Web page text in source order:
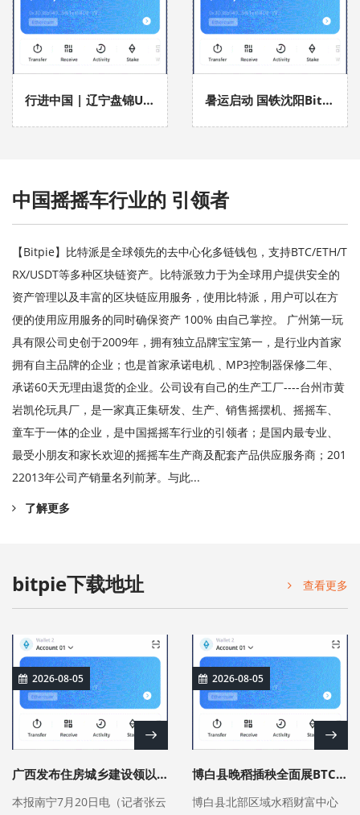
行进中国 | 辽宁盘锦USDT钱包：斑海豹在这 暑运启动 国铁沈阳Bitpie 全球领先多链钱
中国摇摇车行业的 引领者
【Bitpie】比特派是全球领先的去中心化多链钱包，支持BTC/ETH/T
RX/USDT等多种区块链资产。比特派致力于为全球用户提供安全的
资产管理以及丰富的区块链应用服务，使用比特派，用户可以在方
便的使用应用服务的同时确保资产 100% 由自己掌控。 广州第一玩
具有限公司史创于2009年，拥有独立品牌宝宝第一，是行业内首家
拥有自主品牌的企业；也是首家承诺电机﹑MP3控制器保修二年、
承诺60天无理由退货的企业。公司设有自己的生产工厂----台州市黄
岩凯伦玩具厂，是一家真正集研发、生产、销售摇摆机、摇摇车、
童车于一体的企业，是中国摇摇车行业的引领者；是国内最专业、
最受小朋友和家长欢迎的摇摇车生产商及配套产品供应服务商；201
22013年公司产销量名列前茅。与此...
了解更多
bitpie下载地址 查看更多
2026-08-05
广西发布住房城乡建设领以太坊钱包域“
本报南宁7月20日电（记者张云
2026-08-05
博白县晚稻插秧全面展BTC钱包开 机械化提
博白县北部区域水稻财富中心